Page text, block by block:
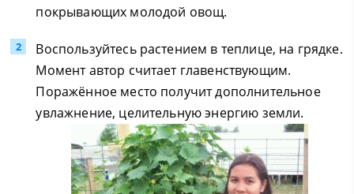
покрывающих молодой овощ.
Воспользуйтесь растением в теплице, на грядке.
Момент автор считает главенствующим.
Поражённое место получит дополнительное
увлажнение, целительную энергию земли.